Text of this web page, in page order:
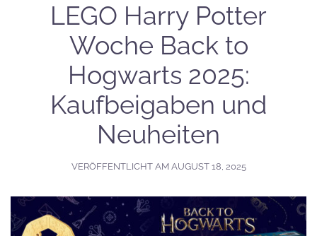
LEGO Harry Potter
Woche Back to
Hogwarts 2025:
Kaufbeigaben und
Neuheiten
VERÖFFENTLICHT AM AUGUST 18, 2025